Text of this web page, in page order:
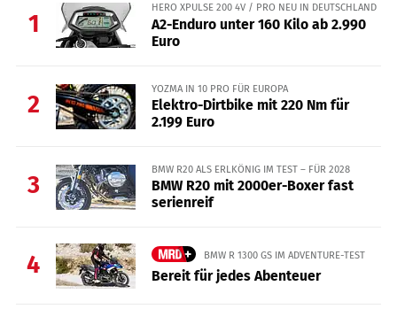
1
HERO XPULSE 200 4V / PRO NEU IN DEUTSCHLAND
A2-Enduro unter 160 Kilo ab 2.990
Euro
2
YOZMA IN 10 PRO FÜR EUROPA
Elektro-Dirtbike mit 220 Nm für
2.199 Euro
3
BMW R20 ALS ERLKÖNIG IM TEST – FÜR 2028
BMW R20 mit 2000er-Boxer fast
serienreif
4 BMW R 1300 GS IM ADVENTURE-TEST
Bereit für jedes Abenteuer